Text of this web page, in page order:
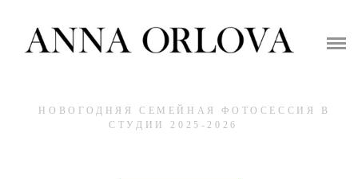
ГЛАВНАЯ
ПОРТФОЛИО
НОВОГОДНЯЯ СЕМЕЙНАЯ ФОТОСЕССИЯ В
СТУДИИ 2025-2026